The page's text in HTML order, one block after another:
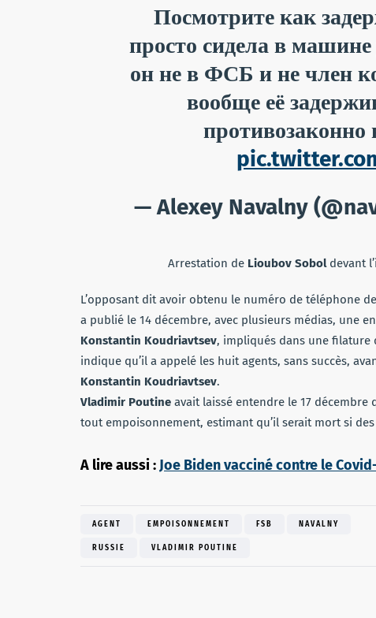
Посмотрите как
просто сидела в
он не в ФСБ и не член
вообще её
противозаконно
— Alexey Navalny
Arrestation de Lioubov Sobol devant
L’opposant dit avoir obtenu le numéro de téléphone
a publié le 14 décembre, avec plusieurs médias, une
Konstantin Koudriavtsev, impliqués dans une filature
indique qu’il a appelé les huit agents, sans succès,
Konstantin Koudriavtsev.
Vladimir Poutine avait laissé entendre le 17 décembre
tout empoisonnement, estimant qu’il serait mort si
A lire aussi : Joe Biden vacciné contre le
AGENT EMPOISONNEMENT FSB NAVALNY
RUSSIE VLADIMIR POUTINE